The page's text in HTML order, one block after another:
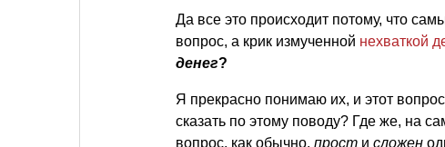
Да все это происходит потому, что
вопрос, а крик измученной нехваткой
денег?
Я прекрасно понимаю их, и этот
сказать по этому поводу? Где же, на
вопрос, как обычно, прост и сложен